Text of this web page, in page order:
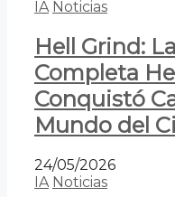
IA Noticias
Hell Grind:
Completa
Conquistó
Mundo del
24/05/2026
IA Noticias